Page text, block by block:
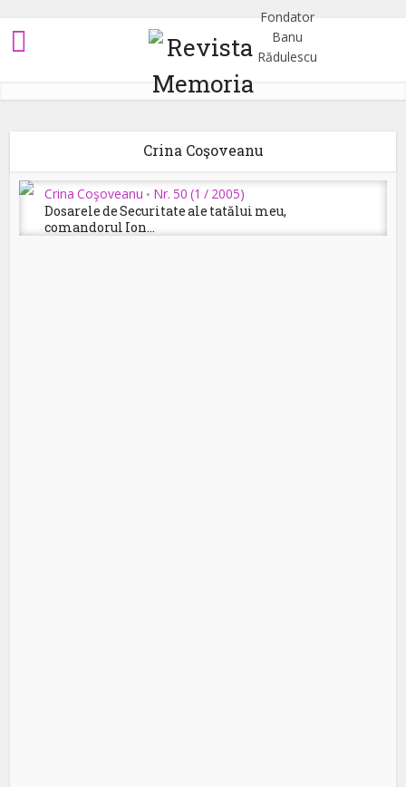
Crina Coşoveanu
Crina Coşoveanu • Nr. 50 (1 / 2005)
Dosarele de Securitate ale tatălui meu,
comandorul Ion...